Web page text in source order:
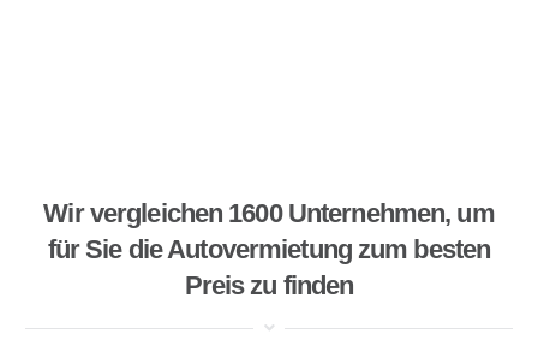
Wir vergleichen 1600 Unternehmen, um
für Sie die Autovermietung zum besten
Preis zu finden